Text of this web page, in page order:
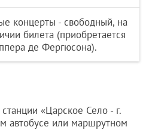
концерты - свободный, на
билета (приобретается
де Фергюсона).
«Царское Село - г.
автобусе или маршрутном